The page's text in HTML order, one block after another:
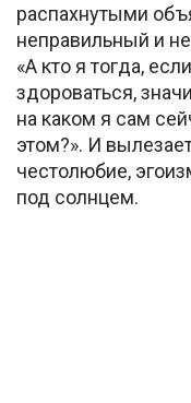
распахнутыми
неправильный и
«А кто я тогда,
здороваться,
на каком я сам
этом?». И
честолюбие,
под солнцем.